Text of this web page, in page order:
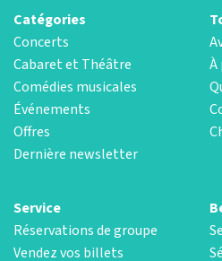
Catégories
Concerts
Cabaret et Théâtre
Comédies musicales
Événements
Offres
Dernière newsletter
À
Service
Réservations de groupe
Vendez vos billets